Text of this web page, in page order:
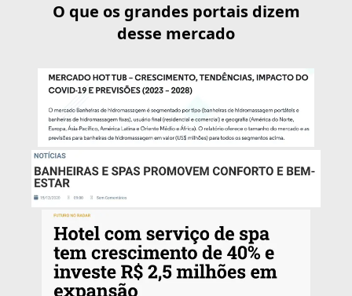
O que os grandes portais dizem
desse mercado